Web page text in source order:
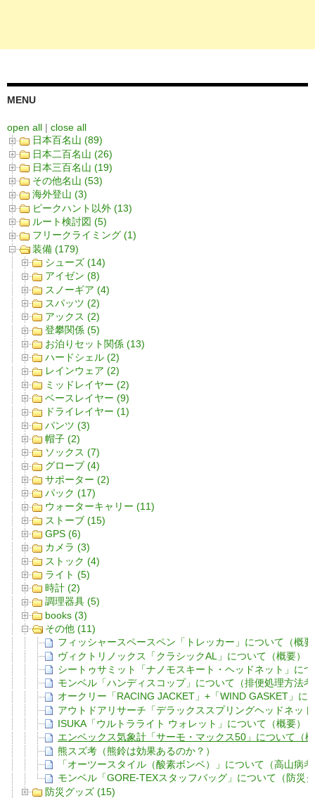
MENU
open all | close all
日本百名山 (89)
日本二百名山 (26)
日本三百名山 (19)
その他名山 (53)
海外登山 (3)
ピークハント以外 (13)
ルート検討図 (5)
フリークライミング (1)
装備 (179)
シューズ (14)
アイゼン (8)
スノーギア (4)
スパッツ (2)
アックス (2)
登攀関係 (5)
お泊りセット関係 (13)
ハードシェル (2)
レインウェア (2)
ミッドレイヤー (2)
ベースレイヤー (9)
ドライレイヤー (1)
パンツ (3)
帽子 (2)
ソックス (7)
グローブ (4)
サポーター (2)
パック (17)
ウォーターキャリー (11)
ストーブ (15)
GPS (6)
カメラ (3)
ストック (4)
ライト (5)
時計 (2)
調理器具 (5)
books (3)
その他 (11)
フィッシャースペースペン「トレッカー」について（概
ヴィクトリノックス「クラシックAL」について（概要）
シートゥサミット「ナノモスキート・ヘッドネット」に
モンベル「ハンディスコップ」について（排便処理方法
オークリー「RACING JACKET」+「WIND GASKET」に
アウトドアリサーチ「デラックススプリングヘッドネッ
ISUKA「ウルトラライト ウォレット」について（概要）
エンベックス気象計「サーモ・マックス50」について（
熊スズ考（熊鈴は効果あるのか？）
「オーツースタイル（酸素ボンベ）」について（高山病
モンベル「GORE-TEXスタッフバッグ」について（防災
防災グッズ (15)